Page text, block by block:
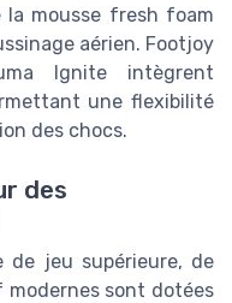
mousse fresh foam
aérien. Footjoy
Ignite intègrent
une flexibilité
des chocs.
des
de jeu supérieure, de
modernes sont dotées